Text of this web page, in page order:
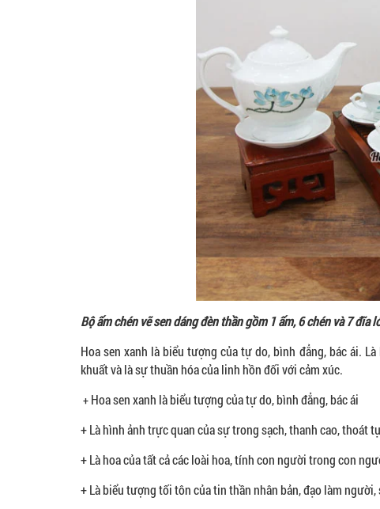
Bộ ấm chén vẽ sen dáng đèn thần gồm 1 ấm, 6 chén và 7 đĩa
Hoa sen xanh là biểu tượng của tự do, bình đẳng, bác ái.
khuất và là sự thuần hóa của linh hồn đối với cảm xúc.
+ Hoa sen xanh là biểu tượng của tự do, bình đẳng, bác ái
+ Là hình ảnh trực quan của sự trong sạch, thanh cao, thoát
+ Là hoa của tất cả các loài hoa, tính con người trong con
+ Là biểu tượng tối tôn của tin thần nhân bản, đạo làm